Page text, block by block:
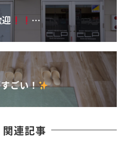
…
ごい！
関連記事